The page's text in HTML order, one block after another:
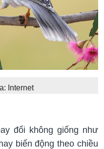
Internet
đổi không giống như
biến động theo chiều